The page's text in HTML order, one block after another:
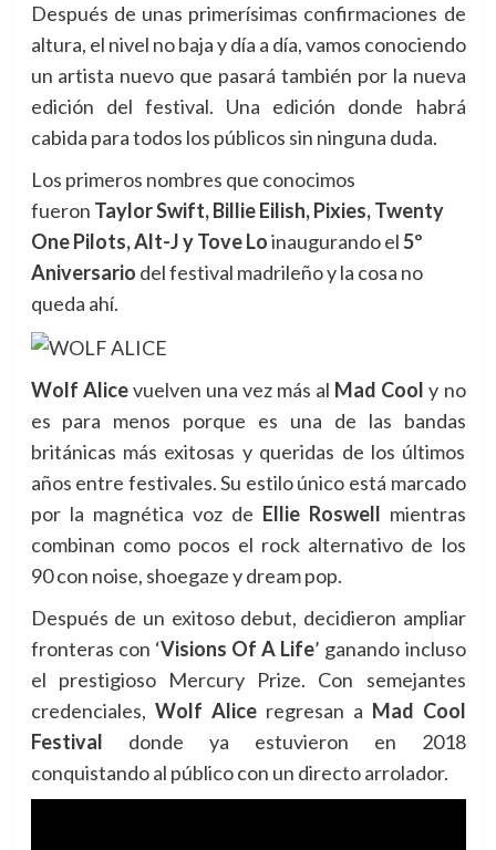
Después de unas primerísimas confirmaciones de
altura, el nivel no baja y día a día, vamos conociendo
un artista nuevo que pasará también por la nueva
edición del festival. Una edición donde habrá
cabida para todos los públicos sin ninguna duda.
Los primeros nombres que conocimos
fueron Taylor Swift, Billie Eilish, Pixies, Twenty
One Pilots, Alt-J y Tove Loinaugurando el5º
Aniversario del festival madrileño y la cosa no
queda ahí.
Wolf Alicevuelven una vez más al Mad Cool y no
es para menos porque es una de las bandas
británicas más exitosas y queridas de los últimos
años entre festivales. Su estilo único está marcado
por la magnética voz de Ellie Roswell mientras
combinan como pocos el rock alternativo de los
90 con noise, shoegaze y dream pop.
Después de un exitoso debut, decidieron ampliar
fronteras con ‘Visions Of A Life’ ganando incluso
el prestigioso Mercury Prize. Con semejantes
credenciales, Wolf Aliceregresan a Mad Cool
Festival donde ya estuvieron en 2018
conquistando al público con un directo arrolador.